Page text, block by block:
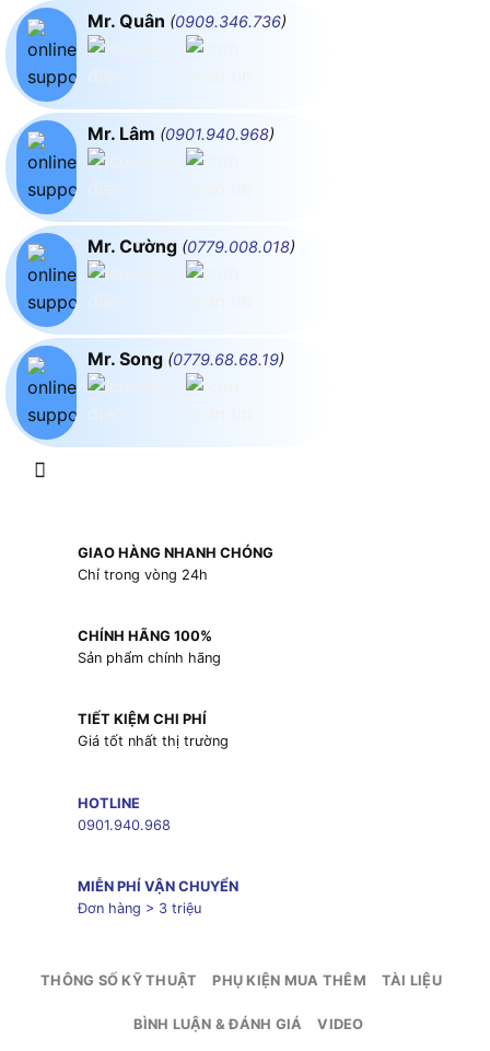
Mr. Quân (0909.346.736)
Mr. Lâm (0901.940.968)
Mr. Cường (0779.008.018)
Mr. Song (0779.68.68.19)
GIAO HÀNG NHANH CHÓNG
Chỉ trong vòng 24h
CHÍNH HÃNG 100%
Sản phẩm chính hãng
TIẾT KIỆM CHI PHÍ
Giá tốt nhất thị trường
HOTLINE
0901.940.968
MIỄN PHÍ VẬN CHUYỂN
Đơn hàng > 3 triệu
THÔNG SỐ KỸ THUẬT PHỤ KIỆN MUA THÊM TÀI LIỆU
BÌNH LUẬN & ĐÁNH GIÁ VIDEO